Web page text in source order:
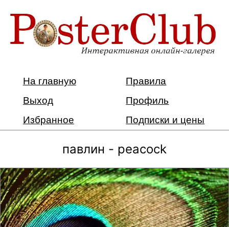
На главную
Правила
Выход
Профиль
Избранное
Подписки и цены
павлин - peacock